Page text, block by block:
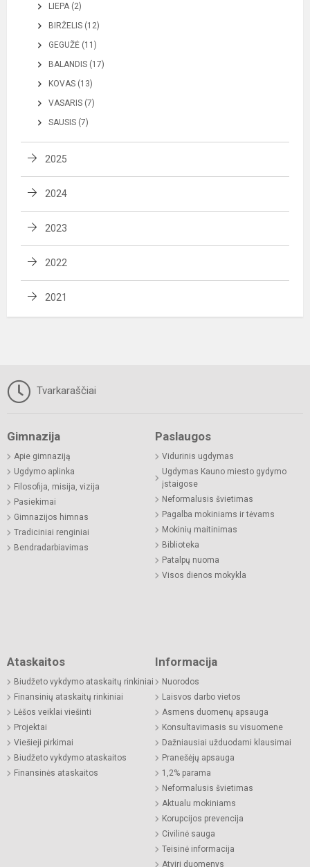
LIEPA (2)
BIRŽELIS (12)
GEGUŽĖ (11)
BALANDIS (17)
KOVAS (13)
VASARIS (7)
SAUSIS (7)
2025
2024
2023
2022
2021
Tvarkaraščiai
Gimnazija
Apie gimnaziją
Ugdymo aplinka
Filosofija, misija, vizija
Pasiekimai
Gimnazijos himnas
Tradiciniai renginiai
Bendradarbiavimas
Paslaugos
Vidurinis ugdymas
Ugdymas Kauno miesto gydymo
įstaigose
Neformalusis švietimas
Pagalba mokiniams ir tėvams
Mokinių maitinimas
Biblioteka
Patalpų nuoma
Visos dienos mokykla
Ataskaitos
Biudžeto vykdymo ataskaitų rinkiniai
Finansinių ataskaitų rinkiniai
Lėšos veiklai viešinti
Projektai
Viešieji pirkimai
Biudžeto vykdymo ataskaitos
Finansinės ataskaitos
Informacija
Nuorodos
Laisvos darbo vietos
Asmens duomenų apsauga
Konsultavimasis su visuomene
Dažniausiai užduodami klausimai
Pranešėjų apsauga
1,2% parama
Neformalusis švietimas
Aktualu mokiniams
Korupcijos prevencija
Civilinė sauga
Teisinė informacija
Atviri duomenys